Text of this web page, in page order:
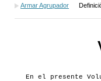
Armar Agrupador
En el presente